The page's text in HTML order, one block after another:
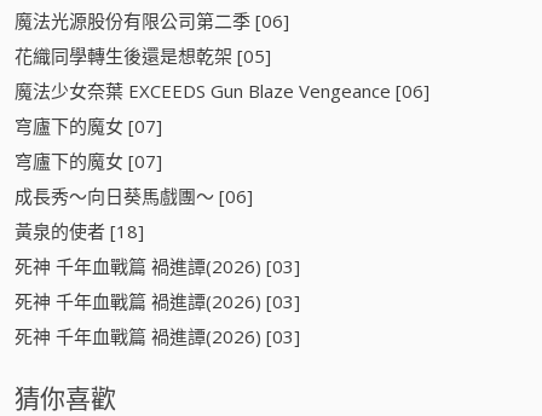
魔法光源股份有限公司第二季 [06]
花織同學轉生後還是想乾架 [05]
魔法少女奈葉 EXCEEDS Gun Blaze Vengeance [06]
穹廬下的魔女 [07]
穹廬下的魔女 [07]
成長秀～向日葵馬戲團～ [06]
黃泉的使者 [18]
死神 千年血戰篇 禍進譚(2026) [03]
死神 千年血戰篇 禍進譚(2026) [03]
死神 千年血戰篇 禍進譚(2026) [03]
猜你喜歡